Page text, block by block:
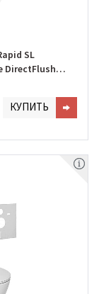
SL
DirectFlush
КУПИТЬ